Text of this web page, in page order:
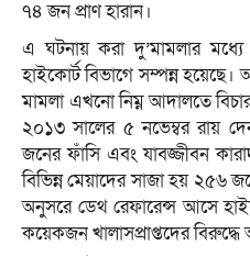
৭৪ জন প্রাণ হারান।
এ ঘটনায় করা দু’মামলার মধ্যে
হাইকোর্ট বিভাগে সম্পন্ন
মামলা এখনো নিম্ন আদালতে
২০১৩ সালের ৫ নভেম্বর রায়
জনের ফাঁসি এবং যাবজ্জীবন
বিভিন্ন মেয়াদের সাজা হয় ২৫৬
অনুসরে ডেথ রেফারেন্স আসে
কয়েকজন খালাসপ্রাপ্তদের বিরুদ্ধে